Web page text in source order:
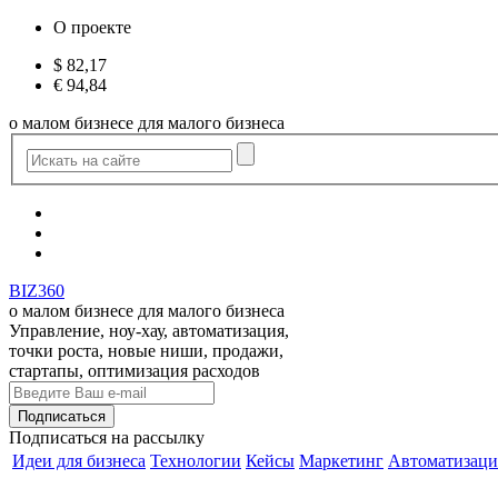
О проекте
$ 82,17
€ 94,84
о малом бизнесе для малого бизнеса
BIZ360
о малом бизнесе для малого бизнеса
Управление, ноу-хау, автоматизация,
точки роста, новые ниши, продажи,
стартапы, оптимизация расходов
Подписаться на рассылку
Идеи для бизнеса Технологии Кейсы Маркетинг